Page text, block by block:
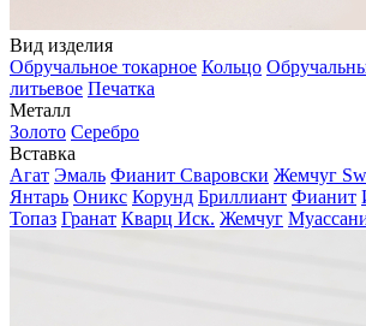
Вид изделия
Обручальное токарное Кольцо
литьевое Печатка
Металл
Золото Серебро
Вставка
Агат Эмаль Фианит Сваровски Жемчуг
Янтарь Оникс Корунд Бриллиант Фианит
Топаз Гранат Кварц Иск. Жемчуг